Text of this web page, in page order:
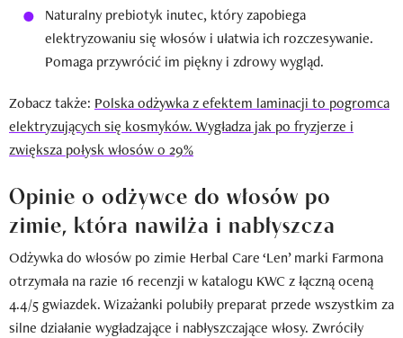
Naturalny prebiotyk inutec, który zapobiega
elektryzowaniu się włosów i ułatwia ich rozczesywanie.
Pomaga przywrócić im piękny i zdrowy wygląd.
Zobacz także: Polska odżywka z efektem laminacji to pogromca
elektryzujących się kosmyków. Wygładza jak po fryzjerze i
zwiększa połysk włosów o 29%
Opinie o odżywce do włosów po
zimie, która nawilża i nabłyszcza
Odżywka do włosów po zimie Herbal Care ‘Len’ marki Farmona
otrzymała na razie 16 recenzji w katalogu KWC z łączną oceną
4.4/5 gwiazdek. Wizażanki polubiły preparat przede wszystkim za
silne działanie wygładzające i nabłyszczające włosy. Zwróciły